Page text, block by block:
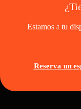
Estamos a tu
Reserva un